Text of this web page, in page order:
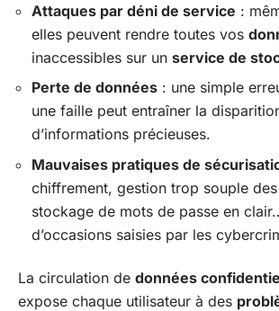
Attaques par déni de service :
elles peuvent rendre toutes vos
inaccessibles sur un service de
Perte de données : une simple
une faille peut entraîner la
d’informations précieuses.
Mauvaises pratiques de
chiffrement, gestion trop souple
stockage de mots de passe en
d’occasions saisies par les
La circulation de données
expose chaque utilisateur à des